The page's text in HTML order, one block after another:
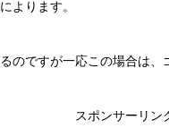
よります。
のですが一応この場合は、
スポンサーリン